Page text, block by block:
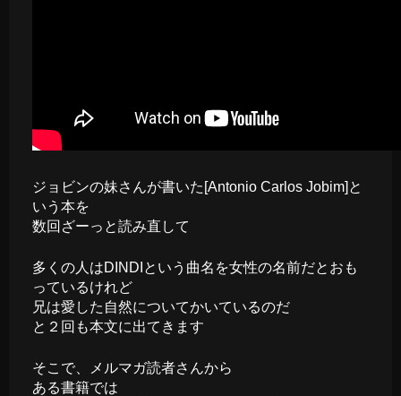
ジョビンの妹さんが書いた[Antonio Carlos Jobim]と
いう本を
数回ざーっと読み直して
多くの人はDINDIという曲名を女性の名前だとおも
っているけれど
兄は愛した自然についてかいているのだ
と２回も本文に出てきます
そこで、メルマガ読者さんから
ある書籍では